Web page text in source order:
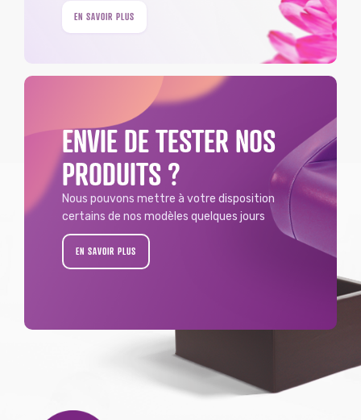
EN SAVOIR PLUS
ENVIE DE TESTER NOS
PRODUITS ?
Nous pouvons mettre à votre disposition
certains de nos modèles quelques jours
EN SAVOIR PLUS